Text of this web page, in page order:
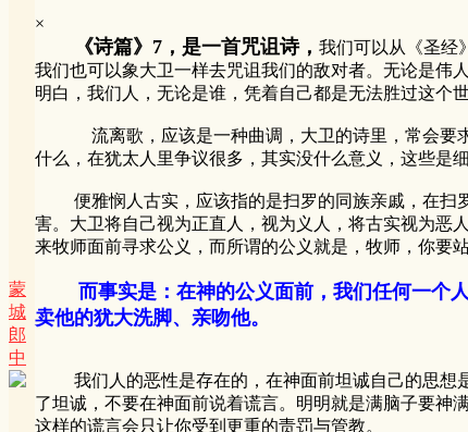
蒙
城
郎
中
×
《诗篇》7，是一首咒诅诗， 我们可以从《圣经
我们也可以象大卫一样去咒诅我们的敌对者。无论是伟
明白，我们人，无论是谁，凭着自己都是无法胜过这个
流离歌，应该是一种曲调，大卫的诗里，常会要求
什么，在犹太人里争议很多，其实没什么意义，这些是
便雅悯人古实，应该指的是扫罗的同族亲戚，在扫罗
害。大卫将自己视为正直人，视为义人，将古实视为恶
来牧师面前寻求公义，而所谓的公义就是，牧师，你要
而事实是：在神的公义面前，我们任何一个
卖他的犹大洗脚、亲吻他。
我们人的恶性是存在的，在神面前坦诚自己的思想是
了坦诚，不要在神面前说着谎言。明明就是满脑子要神
这样的谎言会只让你受到更重的责罚与管教。